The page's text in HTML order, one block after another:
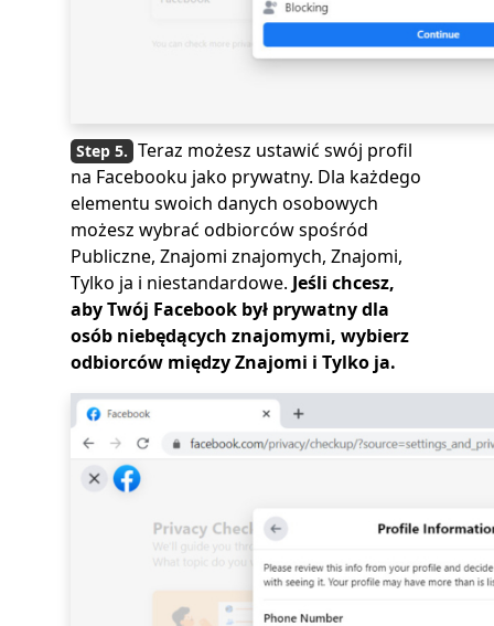
Teraz możesz ustawić swój profil
na Facebooku jako prywatny. Dla każdego
elementu swoich danych osobowych
możesz wybrać odbiorców spośród
Publiczne, Znajomi znajomych, Znajomi,
Tylko ja i niestandardowe. Jeśli chcesz,
aby Twój Facebook był prywatny dla
osób niebędących znajomymi, wybierz
odbiorców między Znajomi i Tylko ja.